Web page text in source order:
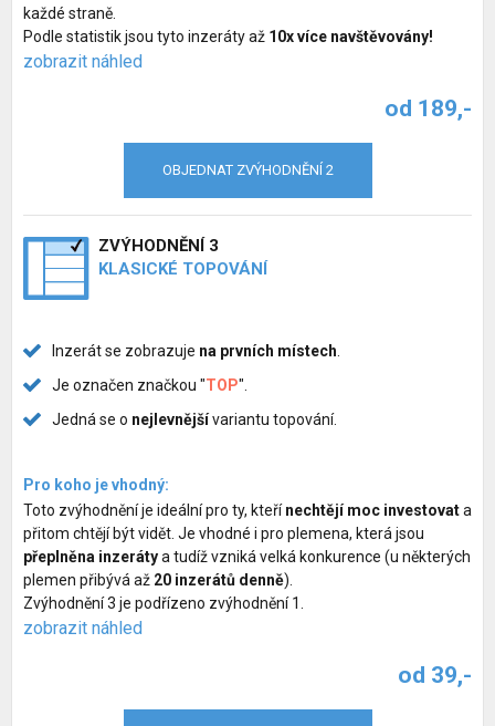
každé straně.
Podle statistik jsou tyto inzeráty až 10x více navštěvovány!
zobrazit náhled
od 189,-
OBJEDNAT ZVÝHODNĚNÍ 2
ZVÝHODNĚNÍ 3
KLASICKÉ TOPOVÁNÍ
Inzerát se zobrazuje na prvních místech
Je označen značkou "TOP".
Jedná se o nejlevnějšívariantu topování.
Pro koho je vhodný:
Toto zvýhodnění je ideální pro ty, kteřínechtějí moc investovata
přitom chtějí být vidět. Je vhodné i pro plemena, která jsou
přeplněna inzerátya tudíž vzniká velká konkurence (u některých
plemen přibývá až 20 inzerátů denně).
Zvýhodnění 3 je podřízeno zvýhodnění 1.
zobrazit náhled
od 39,-